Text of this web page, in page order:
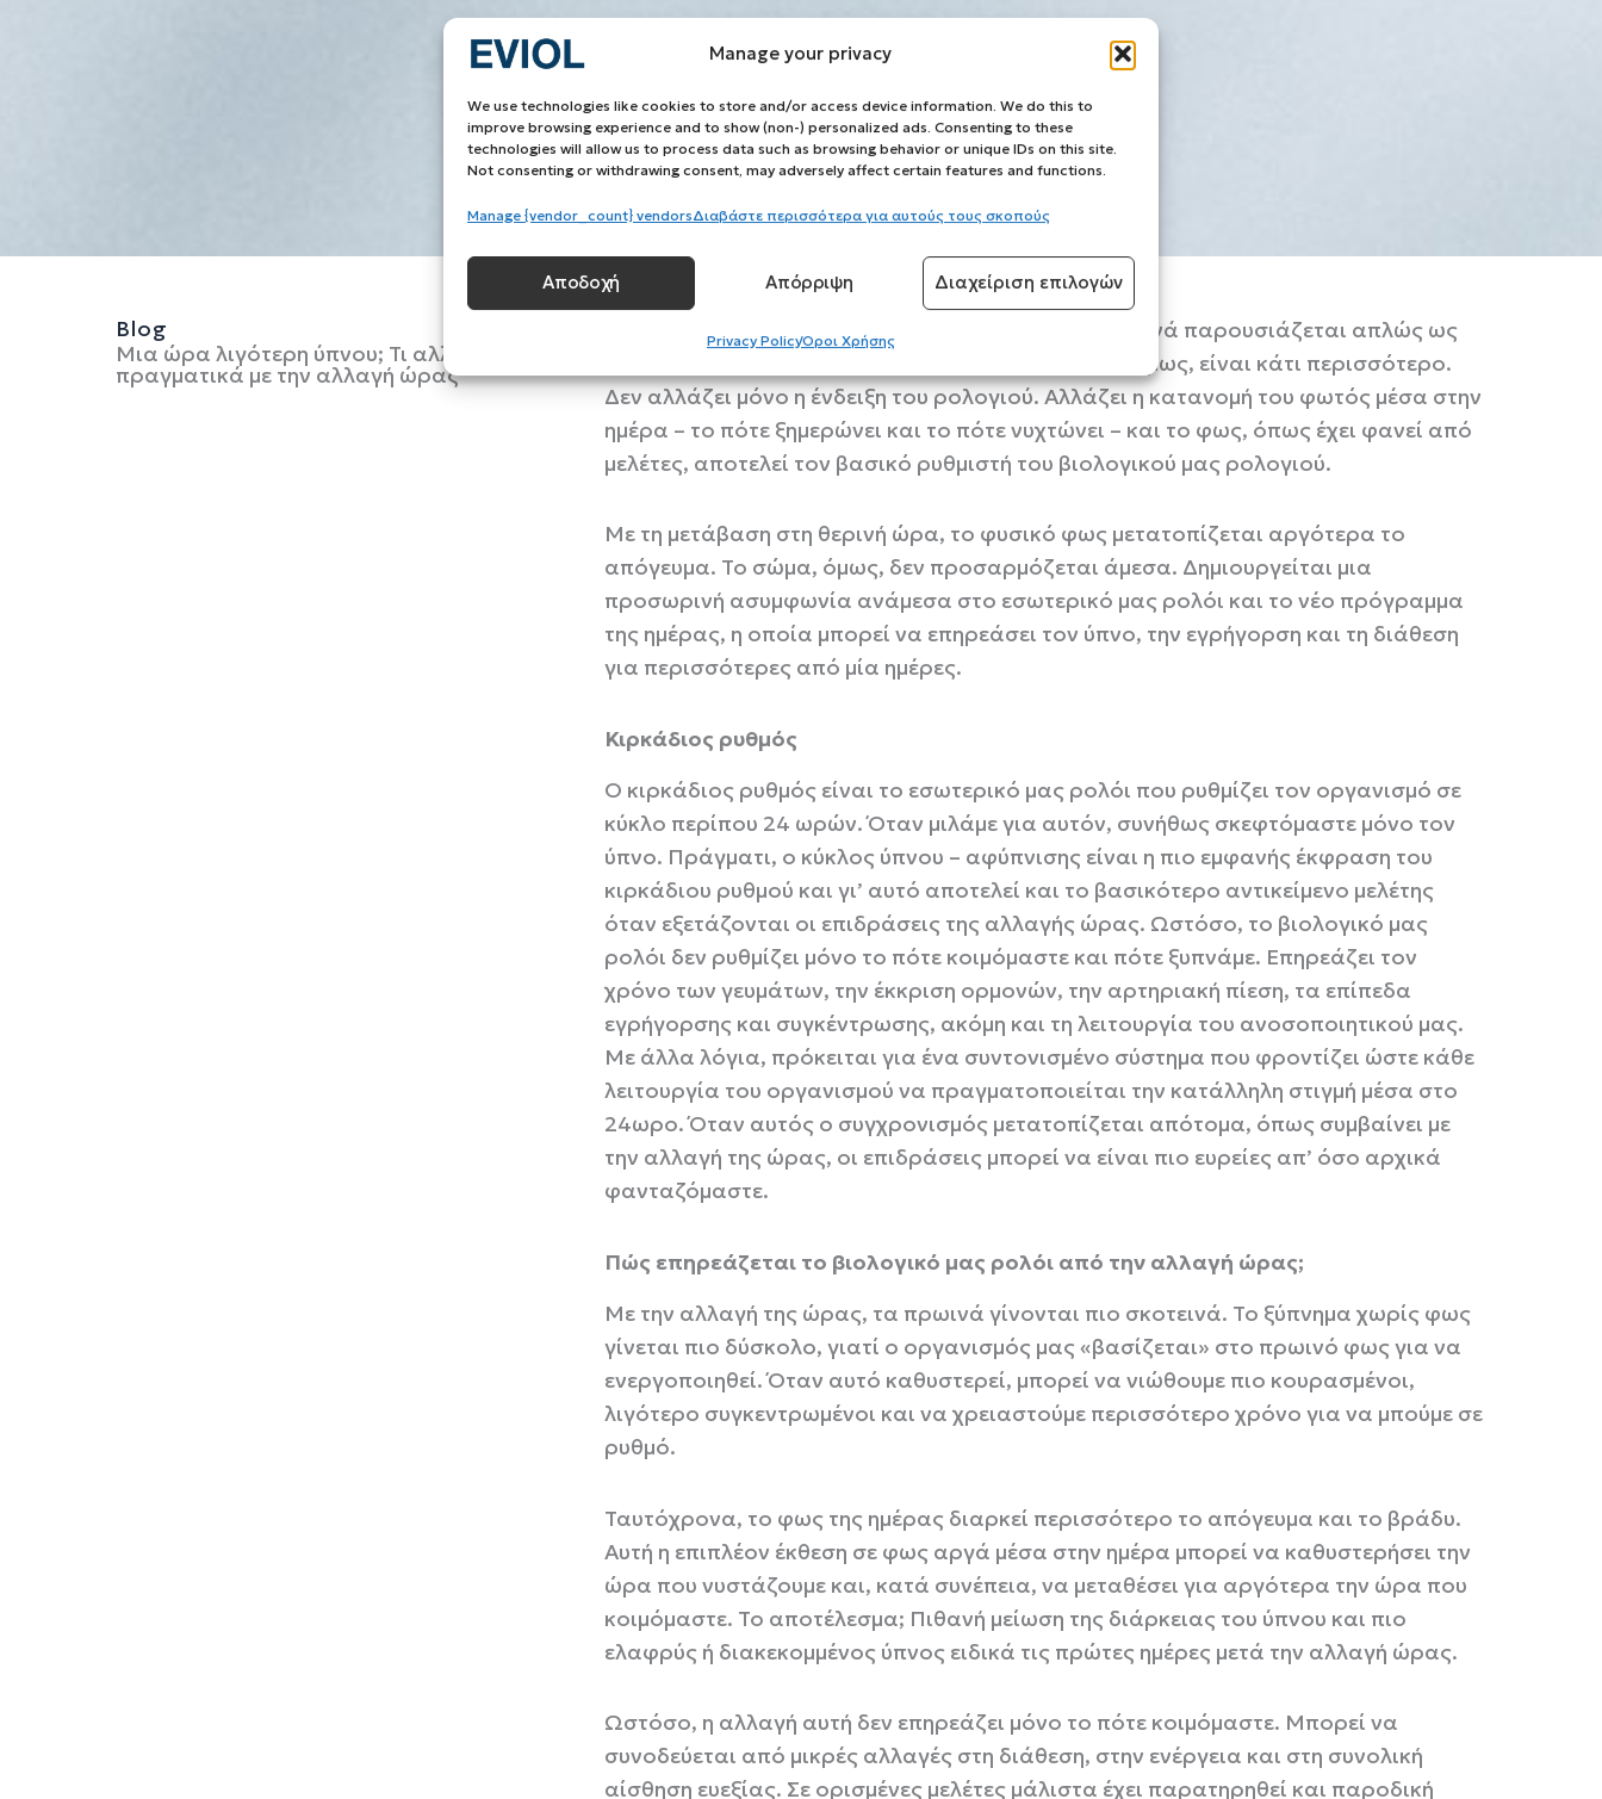
Manage your privacy
We use technologies like cookies to store and/or access device information. We do this to
improve browsing experience and to show (non-) personalized ads. Consenting to these
technologies will allow us to process data such as browsing behavior or unique IDs on this site.
Not consenting or withdrawing consent, may adversely affect certain features and functions.
Manage {vendor_count} vendorsΔιαβάστε περισσότερα για αυτούς τους σκοπούς
Αποδοχή Απόρριψη Διαχείριση επιλογών
Privacy PolicyΌροι Χρήσης
Blog
Μια ώρα λιγότερη ύπνου; Τι αλλάζει
πραγματικά με την αλλαγή ώρας
Η αλλαγή της ώρας από τη χειμερινή στη θερινή, συχνά παρουσιάζεται απλώς ως
απώλεια μίας ώρας ύπνου. Στην πραγματικότητα, όμως, είναι κάτι περισσότερο.
Δεν αλλάζει μόνο η ένδειξη του ρολογιού. Αλλάζει η κατανομή του φωτός μέσα στην
ημέρα – το πότε ξημερώνει και το πότε νυχτώνει – και το φως, όπως έχει φανεί από
μελέτες, αποτελεί τον βασικό ρυθμιστή του βιολογικού μας ρολογιού.
Με τη μετάβαση στη θερινή ώρα, το φυσικό φως μετατοπίζεται αργότερα το
απόγευμα. Το σώμα, όμως, δεν προσαρμόζεται άμεσα. Δημιουργείται μια
προσωρινή ασυμφωνία ανάμεσα στο εσωτερικό μας ρολόι και το νέο πρόγραμμα
της ημέρας, η οποία μπορεί να επηρεάσει τον ύπνο, την εγρήγορση και τη διάθεση
για περισσότερες από μία ημέρες.
Κιρκάδιος ρυθμός
Ο κιρκάδιος ρυθμός είναι το εσωτερικό μας ρολόι που ρυθμίζει τον οργανισμό σε
κύκλο περίπου 24 ωρών. Όταν μιλάμε για αυτόν, συνήθως σκεφτόμαστε μόνο τον
ύπνο. Πράγματι, ο κύκλος ύπνου – αφύπνισης είναι η πιο εμφανής έκφραση του
κιρκάδιου ρυθμού και γι’ αυτό αποτελεί και το βασικότερο αντικείμενο μελέτης
όταν εξετάζονται οι επιδράσεις της αλλαγής ώρας. Ωστόσο, το βιολογικό μας
ρολόι δεν ρυθμίζει μόνο το πότε κοιμόμαστε και πότε ξυπνάμε. Επηρεάζει τον
χρόνο των γευμάτων, την έκκριση ορμονών, την αρτηριακή πίεση, τα επίπεδα
εγρήγορσης και συγκέντρωσης, ακόμη και τη λειτουργία του ανοσοποιητικού μας.
Με άλλα λόγια, πρόκειται για ένα συντονισμένο σύστημα που φροντίζει ώστε κάθε
λειτουργία του οργανισμού να πραγματοποιείται την κατάλληλη στιγμή μέσα στο
24ωρο. Όταν αυτός ο συγχρονισμός μετατοπίζεται απότομα, όπως συμβαίνει με
την αλλαγή της ώρας, οι επιδράσεις μπορεί να είναι πιο ευρείες απ’ όσο αρχικά
φανταζόμαστε.
Πώς επηρεάζεται το βιολογικό μας ρολόι από την αλλαγή ώρας;
Με την αλλαγή της ώρας, τα πρωινά γίνονται πιο σκοτεινά. Το ξύπνημα χωρίς φως
γίνεται πιο δύσκολο, γιατί ο οργανισμός μας «βασίζεται» στο πρωινό φως για να
ενεργοποιηθεί. Όταν αυτό καθυστερεί, μπορεί να νιώθουμε πιο κουρασμένοι,
λιγότερο συγκεντρωμένοι και να χρειαστούμε περισσότερο χρόνο για να μπούμε σε
ρυθμό.
Ταυτόχρονα, το φως της ημέρας διαρκεί περισσότερο το απόγευμα και το βράδυ.
Αυτή η επιπλέον έκθεση σε φως αργά μέσα στην ημέρα μπορεί να καθυστερήσει την
ώρα που νυστάζουμε και, κατά συνέπεια, να μεταθέσει για αργότερα την ώρα που
κοιμόμαστε. Το αποτέλεσμα; Πιθανή μείωση της διάρκειας του ύπνου και πιο
ελαφρύς ή διακεκομμένος ύπνος ειδικά τις πρώτες ημέρες μετά την αλλαγή ώρας.
Ωστόσο, η αλλαγή αυτή δεν επηρεάζει μόνο το πότε κοιμόμαστε. Μπορεί να
συνοδεύεται από μικρές αλλαγές στη διάθεση, στην ενέργεια και στη συνολική
αίσθηση ευεξίας. Σε ορισμένες μελέτες μάλιστα έχει παρατηρηθεί και παροδική